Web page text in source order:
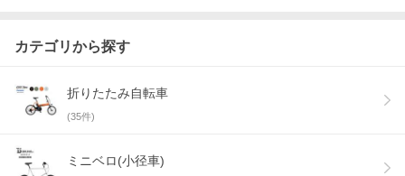
カテゴリから探す
折りたたみ自転車
(35件)
ミニベロ(小径車)